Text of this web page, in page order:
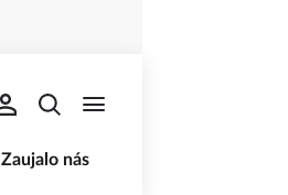
Zaujalo nás